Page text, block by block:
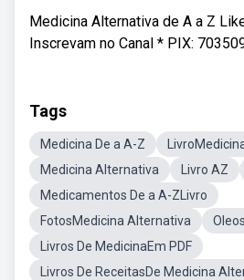
Medicina Alternativa de A a Z
Inscrevam no Canal * PIX:
Tags
Medicina De a A-Z
Medicina Alternativa
Livro AZ
Medicamentos De a A-ZLivro
FotosMedicina Alternativa
Livros De MedicinaEm PDF
Livros De ReceitasDe Medicina